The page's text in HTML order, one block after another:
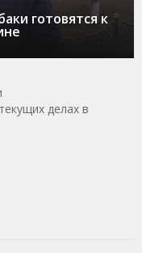
готовятся к
делах в